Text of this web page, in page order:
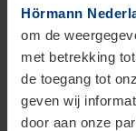
Hörmann
om de
met betrekking
de toegang tot
geven wij
door aan onze
27
per jaar
Interne